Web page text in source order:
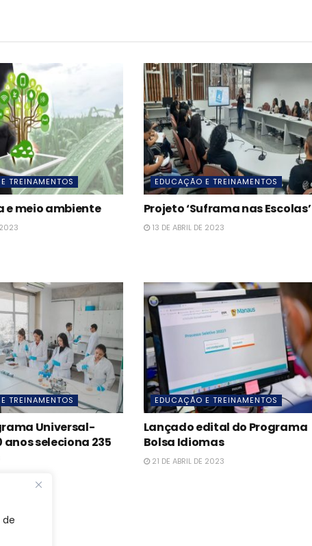
de
TREINAMENTOS
e meio ambiente
2023
EDUCAÇÃO E TREINAMENTOS
Projeto ‘Suframa nas Escolas’
13 DE ABRIL DE 2023
TREINAMENTOS
Universal-
anos seleciona 235
EDUCAÇÃO E TREINAMENTOS
Lançado edital do Programa
Bolsa Idiomas
21 DE ABRIL DE 2023